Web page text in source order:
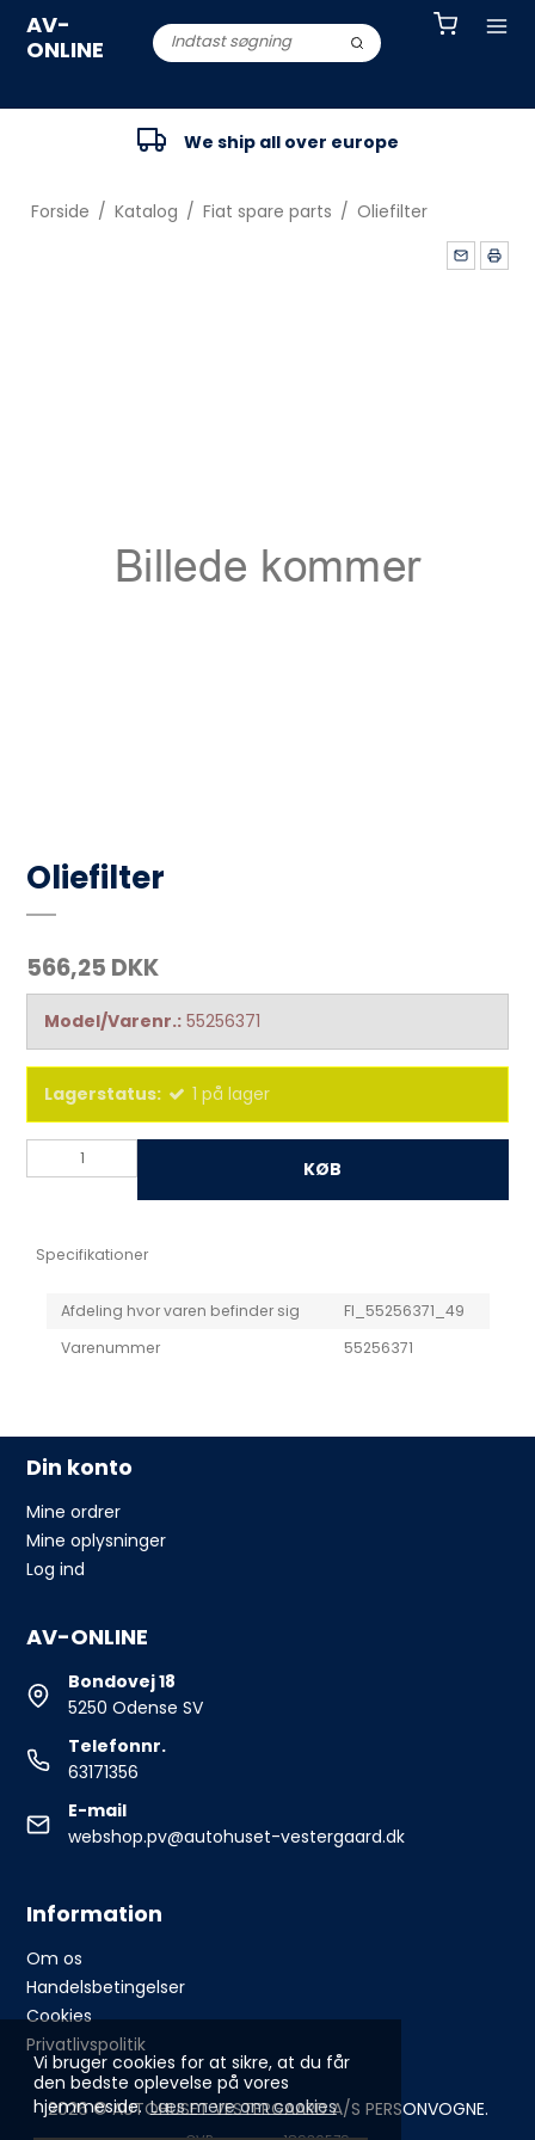
Vi bruger cookies for at sikre, at du får
den bedste oplevelse på vores
hjemmeside.Læs mere om cookies
AV-
ONLINE
We ship all over europe
Forside / Katalog / Fiat spare parts / Oliefilter
Oliefilter
566,25 DKK
Model/Varenr.: 55256371
Lagerstatus: 1 på lager
KØB
Specifikationer
Afdeling hvor varen befinder sig
FI_55256371_49
Varenummer
55256371
Din konto
Mine ordrer
Mine oplysninger
Log ind
AV-ONLINE
Bondovej 18
5250 Odense SV
Telefonnr.
63171356
E-mail
webshop.pv@autohuset-vestergaard.dk
Information
Om os
Handelsbetingelser
Cookies
Privatlivspolitik
2026 © AUTOHUSET VESTERGAARD A/S PERSONVOGNE.